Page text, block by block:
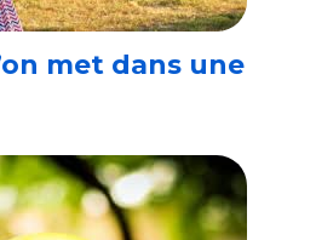
met dans une